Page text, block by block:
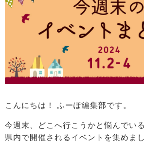
こんにちは！ ふーぽ編集部です。
今週末、どこへ行こうかと悩んでい
県内で開催されるイベントを集めま